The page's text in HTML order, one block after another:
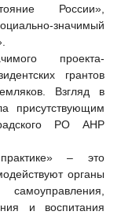
России»,
значимый
проекта-
грантов
Взгляд в
присутствующим
РО АНР
– это
органы
самоуправления,
и воспитания